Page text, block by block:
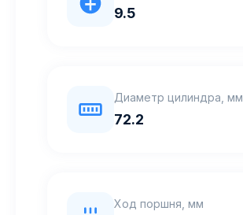
9.5
Диаметр цилиндра, мм
72.2
Ход поршня, мм